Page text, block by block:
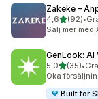
Zakeke –
4,6av 5(92)
92 •
Sälj mer med
GenLook: AI
5,0av 5(35)
35 •
Öka
Built for